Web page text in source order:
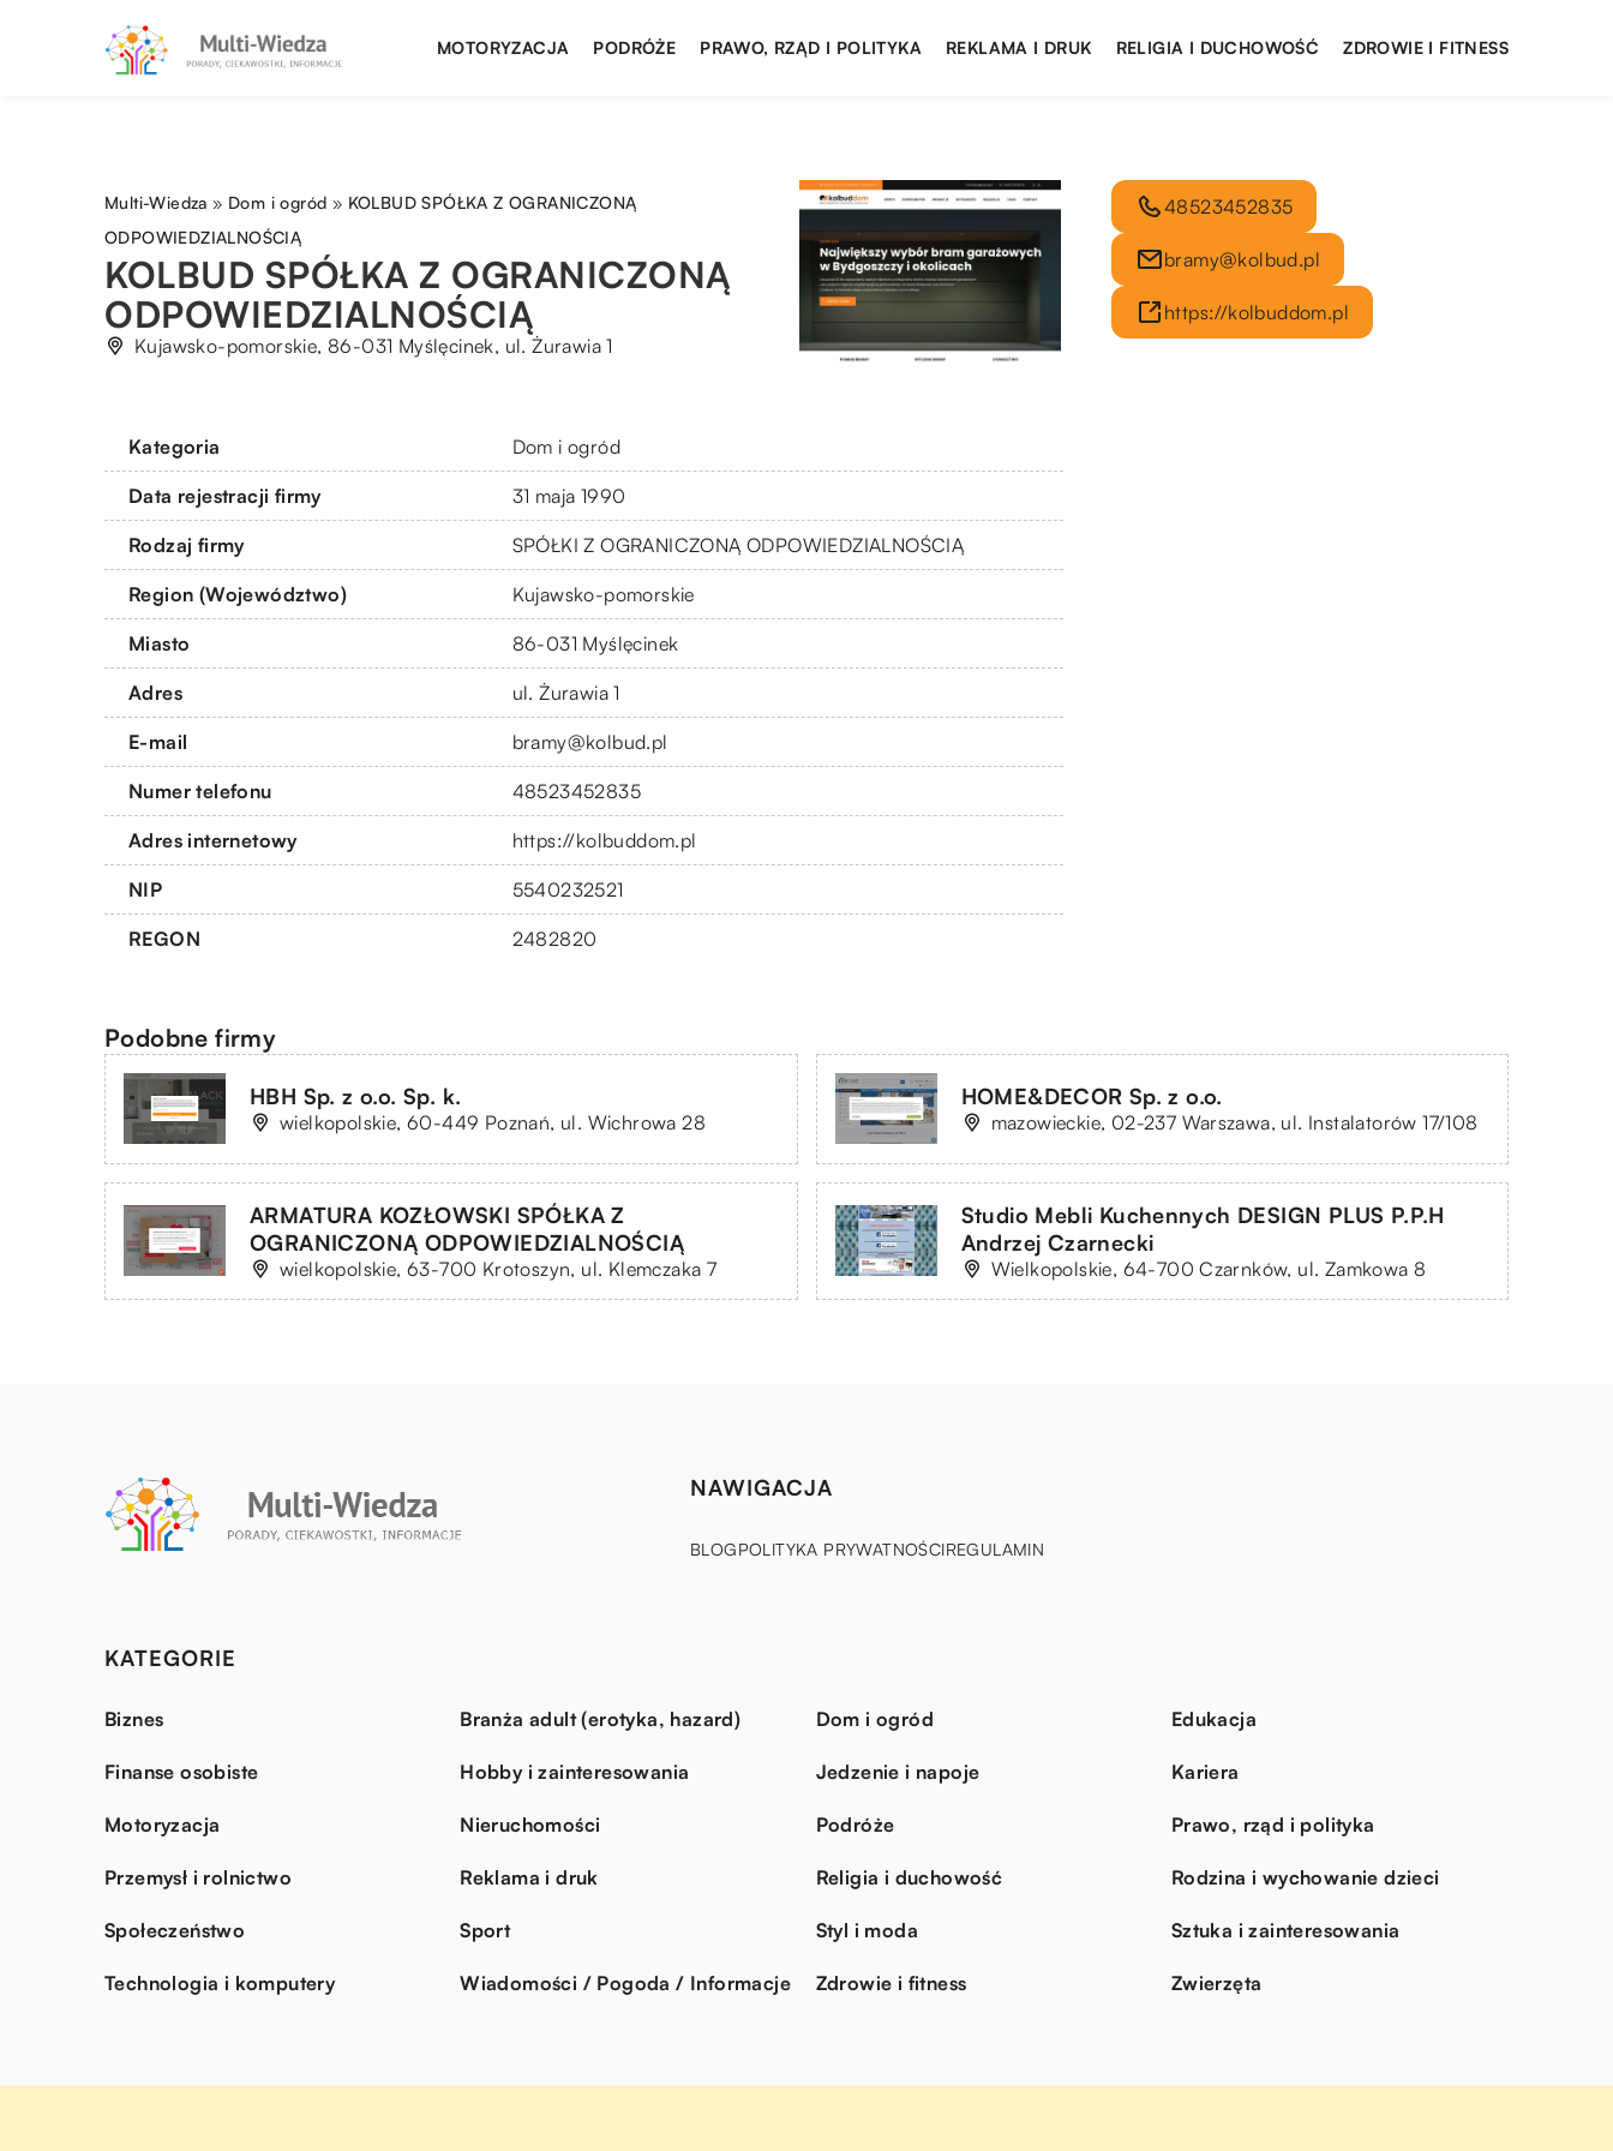
MOTORYZACJA PODRÓŻE PRAWO, RZĄD I POLITYKA REKLAMA I DRUK RELIGIA I DUCHOWOŚĆ ZDROWIE I FITNESS
Multi-Wiedza » Dom i ogród » KOLBUD SPÓŁKA Z OGRANICZONĄ
ODPOWIEDZIALNOŚCIĄ
KOLBUD SPÓŁKA Z OGRANICZONĄ
ODPOWIEDZIALNOŚCIĄ
Kujawsko-pomorskie, 86-031 Myślęcinek, ul. Żurawia 1
Kategoria Dom i ogród
Data rejestracji firmy 31 maja 1990
Rodzaj firmy SPÓŁKI Z OGRANICZONĄ ODPOWIEDZIALNOŚCIĄ
Region (Województwo) Kujawsko-pomorskie
Miasto 86-031 Myślęcinek
Adres ul. Żurawia 1
E-mail bramy@kolbud.pl
Numer telefonu 48523452835
Adres internetowy https://kolbuddom.pl
NIP 5540232521
REGON 2482820
48523452835
bramy@kolbud.pl
https://kolbuddom.pl
Podobne firmy
HBH Sp. z o.o. Sp. k.
wielkopolskie, 60-449 Poznań, ul. Wichrowa 28
HOME&DECOR Sp. z o.o.
mazowieckie, 02-237 Warszawa, ul. Instalatorów 17/108
ARMATURA KOZŁOWSKI SPÓŁKA Z
OGRANICZONĄ ODPOWIEDZIALNOŚCIĄ
wielkopolskie, 63-700 Krotoszyn, ul. Klemczaka 7
Studio Mebli Kuchennych DESIGN PLUS P.P.H
Andrzej Czarnecki
Wielkopolskie, 64-700 Czarnków, ul. Zamkowa 8
NAWIGACJA
BLOGPOLITYKA PRYWATNOŚCIREGULAMIN
KATEGORIE
Biznes Branża adult (erotyka, hazard) Dom i ogród Edukacja
Finanse osobiste Hobby i zainteresowania Jedzenie i napoje Kariera
Motoryzacja Nieruchomości Podróże Prawo, rząd i polityka
Przemysł i rolnictwo Reklama i druk Religia i duchowość Rodzina i wychowanie dzieci
Społeczeństwo Sport Styl i moda Sztuka i zainteresowania
Technologia i komputery Wiadomości / Pogoda / Informacje Zdrowie i fitness Zwierzęta